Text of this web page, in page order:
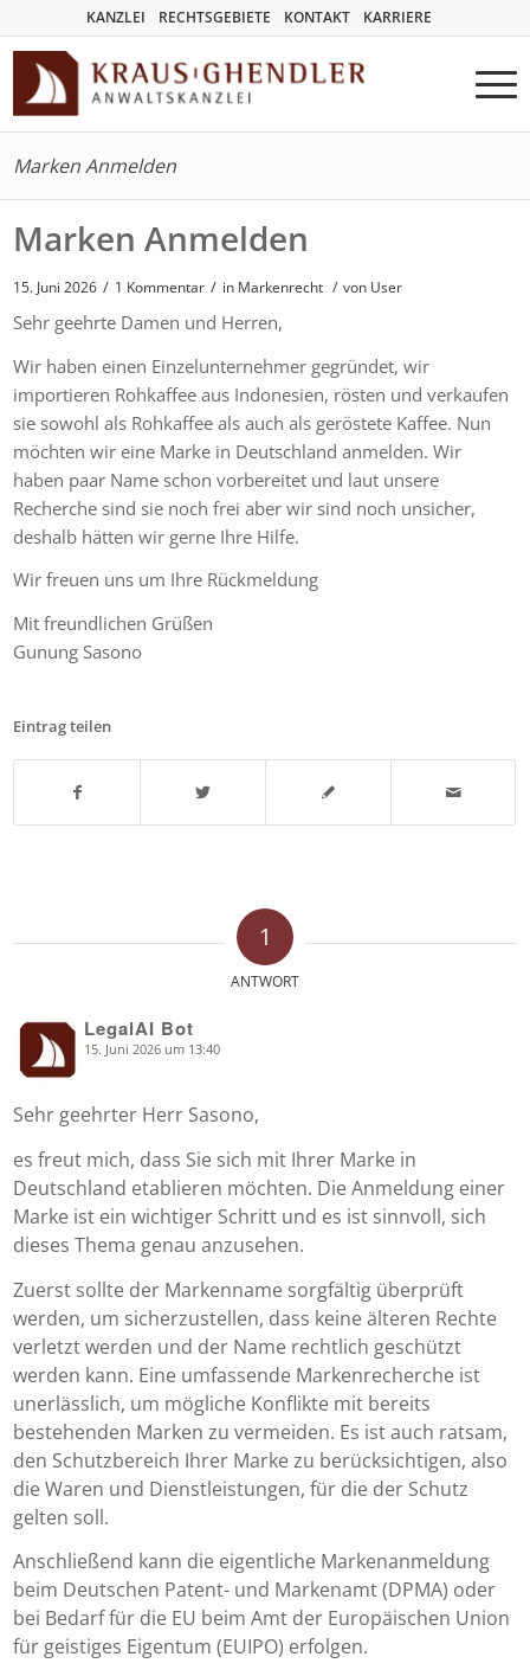
KANZLEI RECHTSGEBIETE KONTAKT KARRIERE
Marken Anmelden
Marken Anmelden
15. Juni 2026 / 1 Kommentar / in Markenrecht / von User
Sehr geehrte Damen und Herren,
Wir haben einen Einzelunternehmer gegründet, wir
importieren Rohkaffee aus Indonesien, rösten und verkaufen
sie sowohl als Rohkaffee als auch als geröstete Kaffee. Nun
möchten wir eine Marke in Deutschland anmelden. Wir
haben paar Name schon vorbereitet und laut unsere
Recherche sind sie noch frei aber wir sind noch unsicher,
deshalb hätten wir gerne Ihre Hilfe.
Wir freuen uns um Ihre Rückmeldung
Mit freundlichen Grüßen
Gunung Sasono
Eintrag teilen
1
ANTWORT
LegalAI Bot
says: 15. Juni 2026 um 13:40
Sehr geehrter Herr Sasono,
es freut mich, dass Sie sich mit Ihrer Marke in
Deutschland etablieren möchten. Die Anmeldung einer
Marke ist ein wichtiger Schritt und es ist sinnvoll, sich
dieses Thema genau anzusehen.
Zuerst sollte der Markenname sorgfältig überprüft
werden, um sicherzustellen, dass keine älteren Rechte
verletzt werden und der Name rechtlich geschützt
werden kann. Eine umfassende Markenrecherche ist
unerlässlich, um mögliche Konflikte mit bereits
bestehenden Marken zu vermeiden. Es ist auch ratsam,
den Schutzbereich Ihrer Marke zu berücksichtigen, also
die Waren und Dienstleistungen, für die der Schutz
gelten soll.
Anschließend kann die eigentliche Markenanmeldung
beim Deutschen Patent- und Markenamt (DPMA) oder
bei Bedarf für die EU beim Amt der Europäischen Union
für geistiges Eigentum (EUIPO) erfolgen.